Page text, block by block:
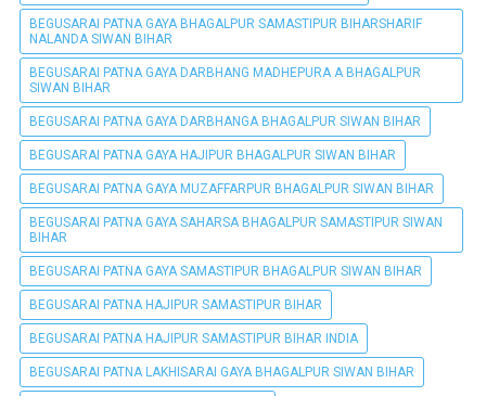
BEGUSARAI PATNA GAYA BHAGALPUR SAMASTIPUR BIHARSHARIF
NALANDA SIWAN BIHAR
BEGUSARAI PATNA GAYA DARBHANG MADHEPURA A BHAGALPUR
SIWAN BIHAR
BEGUSARAI PATNA GAYA DARBHANGA BHAGALPUR SIWAN BIHAR
BEGUSARAI PATNA GAYA HAJIPUR BHAGALPUR SIWAN BIHAR
BEGUSARAI PATNA GAYA MUZAFFARPUR BHAGALPUR SIWAN BIHAR
BEGUSARAI PATNA GAYA SAHARSA BHAGALPUR SAMASTIPUR SIWAN
BIHAR
BEGUSARAI PATNA GAYA SAMASTIPUR BHAGALPUR SIWAN BIHAR
BEGUSARAI PATNA HAJIPUR SAMASTIPUR BIHAR
BEGUSARAI PATNA HAJIPUR SAMASTIPUR BIHAR INDIA
BEGUSARAI PATNA LAKHISARAI GAYA BHAGALPUR SIWAN BIHAR